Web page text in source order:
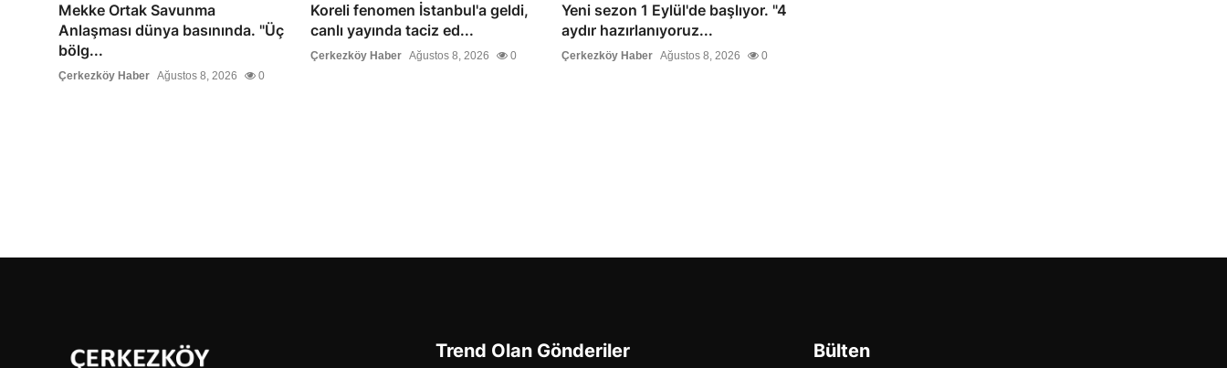
Mekke Ortak Savunma
Anlaşması dünya basınında. "Üç
bölg...
Çerkezköy Haber Ağustos 8, 2026 0
Koreli fenomen İstanbul'a geldi,
canlı yayında taciz ed...
Çerkezköy Haber Ağustos 8, 2026 0
Yeni sezon 1 Eylül'de başlıyor. "4
aydır hazırlanıyoruz...
Çerkezköy Haber Ağustos 8, 2026 0
Trend Olan Gönderiler Bülten